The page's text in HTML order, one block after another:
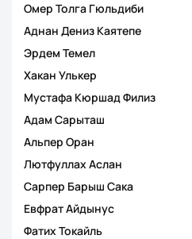
Омер Толга Гюльдиби
Аднан Дениз Каятепе
Эрдем Темел
Хакан Улькер
Мустафа Кюршад Филиз
Адам Сарыташ
Альпер Оран
Лютфуллах Аслан
Сарпер Барыш Сака
Евфрат Айдынус
Фатих Токайль